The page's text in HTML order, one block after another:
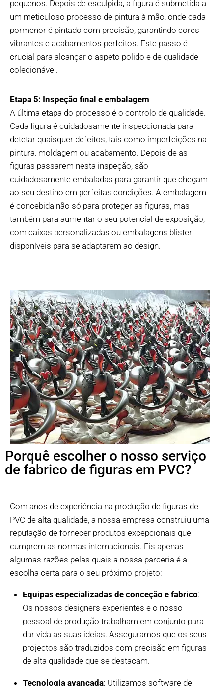
pequenos. Depois de esculpida, a figura é submetida a
um meticuloso processo de pintura à mão, onde cada
pormenor é pintado com precisão, garantindo cores
vibrantes e acabamentos perfeitos. Este passo é
crucial para alcançar o aspeto polido e de qualidade
colecionável.
Etapa 5: Inspeção final e embalagem
A última etapa do processo é o controlo de qualidade.
Cada figura é cuidadosamente inspeccionada para
detetar quaisquer defeitos, tais como imperfeições na
pintura, moldagem ou acabamento. Depois de as
figuras passarem nesta inspeção, são
cuidadosamente embaladas para garantir que chegam
ao seu destino em perfeitas condições. A embalagem
é concebida não só para proteger as figuras, mas
também para aumentar o seu potencial de exposição,
com caixas personalizadas ou embalagens blister
disponíveis para se adaptarem ao design.
Porquê escolher o nosso serviço
de fabrico de figuras em PVC?
Com anos de experiência na produção de figuras de
PVC de alta qualidade, a nossa empresa construiu uma
reputação de fornecer produtos excepcionais que
cumprem as normas internacionais. Eis apenas
algumas razões pelas quais a nossa parceria é a
escolha certa para o seu próximo projeto:
Equipas especializadas de conceção e fabrico:
Os nossos designers experientes e o nosso
pessoal de produção trabalham em conjunto para
dar vida às suas ideias. Asseguramos que os seus
projectos são traduzidos com precisão em figuras
de alta qualidade que se destacam.
Tecnologia avançada: Utilizamos software de